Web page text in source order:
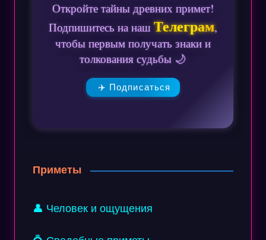
Откройте тайны древних примет!
Подпишитесь на нашТелеграм,
чтобы первым получать знаки и
толкования судьбы 🌙
✈️ Подписаться
Приметы
👤 Человек и ощущения